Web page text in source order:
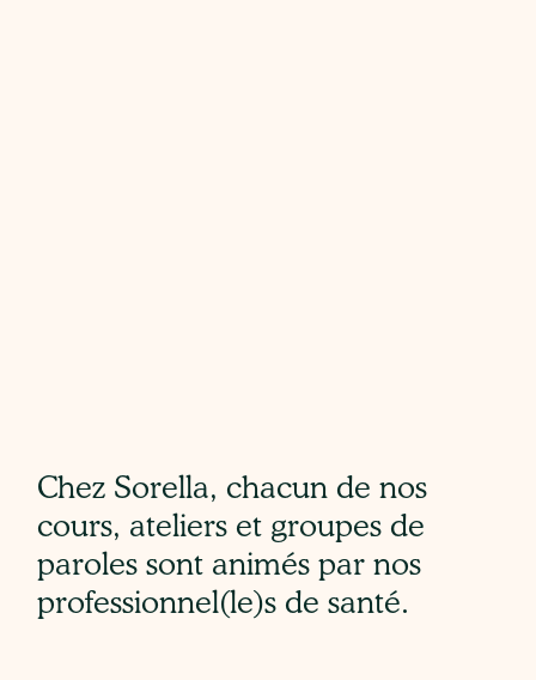
Chez Sorella, chacun de nos
cours, ateliers et groupes de
paroles sont animés par nos
professionnel(le)s de santé.